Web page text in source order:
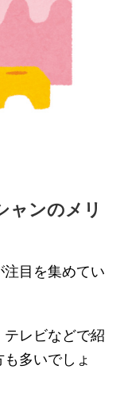
ャンのメリ
注目を集めてい
レビなどで紹
多いでしょ